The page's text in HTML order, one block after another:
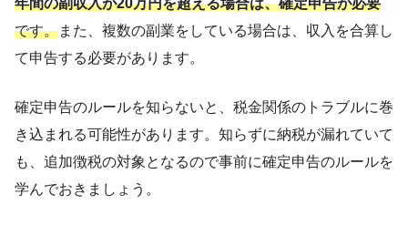
年間の副収入が20万円を超える場合は、確定申告が必要
です。また、複数の副業をしている場合は、収入を合算し
て申告する必要があります。
確定申告のルールを知らないと、税金関係のトラブルに巻
き込まれる可能性があります。知らずに納税が漏れていて
も、追加徴税の対象となるので事前に確定申告のルールを
学んでおきましょう。